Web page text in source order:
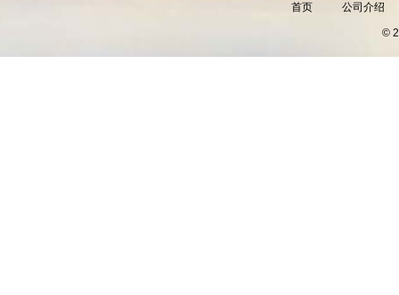
首页 公司介绍
©